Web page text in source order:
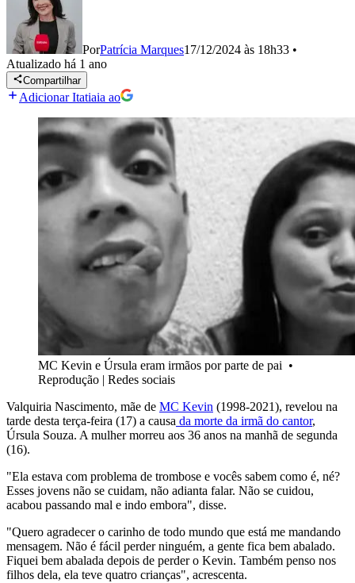
PorPatrícia Marques17/12/2024 às 18h33 •
Atualizado há 1 ano
Compartilhar
Adicionar Itatiaia ao
MC Kevin e Úrsula eram irmãos por parte de pai •
Reprodução | Redes sociais
Valquiria Nascimento, mãe de MC Kevin (1998-2021), revelou na
tarde desta terça-feira (17) a causa da morte da irmã do cantor,
Úrsula Souza. A mulher morreu aos 36 anos na manhã de segunda
(16).
"Ela estava com problema de trombose e vocês sabem como é, né?
Esses jovens não se cuidam, não adianta falar. Não se cuidou,
acabou passando mal e indo embora", disse.
"Quero agradecer o carinho de todo mundo que está me mandando
mensagem. Não é fácil perder ninguém, a gente fica bem abalado.
Fiquei bem abalada depois de perder o Kevin. Também penso nos
filhos dela, ela teve quatro crianças", acrescenta.